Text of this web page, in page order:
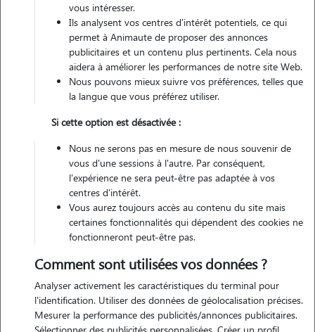
Pas d'animaux
Non véhiculé
Gardes réalisées
Contacter
L'envoi d'une demande est sans engagement
vous intéresser.
Ils analysent vos centres d'intérêt potentiels, ce qui
permet à Animaute de proposer des annonces
publicitaires et un contenu plus pertinents. Cela nous
aidera à améliorer les performances de notre site Web.
Nous pouvons mieux suivre vos préférences, telles que
la langue que vous préférez utiliser.
Si cette option est désactivée :
Nous ne serons pas en mesure de nous souvenir de
vous d'une sessions à l'autre. Par conséquent,
l'expérience ne sera peut-être pas adaptée à vos
centres d'intérêt.
Vous aurez toujours accès au contenu du site mais
certaines fonctionnalités qui dépendent des cookies ne
fonctionneront peut-être pas.
Comment sont utilisées vos données ?
Analyser activement les caractéristiques du terminal pour
l'identification. Utiliser des données de géolocalisation précises.
Mesurer la performance des publicités/annonces publicitaires.